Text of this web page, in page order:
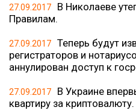
27.09.2017
В Николаеве
Правилам.
27.09.2017
Теперь будут
регистраторов и
аннулирован доступ к
27.09.2017
В Украине
квартиру за криптовалюту.